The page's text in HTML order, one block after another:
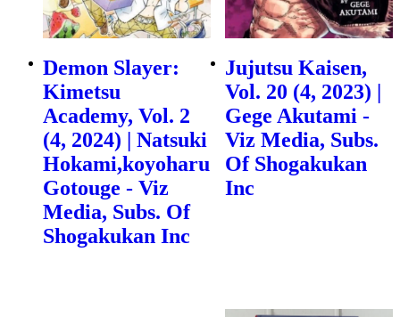
Demon Slayer:
Kimetsu
Academy, Vol. 2
(4, 2024) | Natsuki
Hokami,koyoharu
Gotouge - Viz
Media, Subs. Of
Shogakukan Inc
Jujutsu Kaisen,
Vol. 20 (4, 2023) |
Gege Akutami -
Viz Media, Subs.
Of Shogakukan
Inc